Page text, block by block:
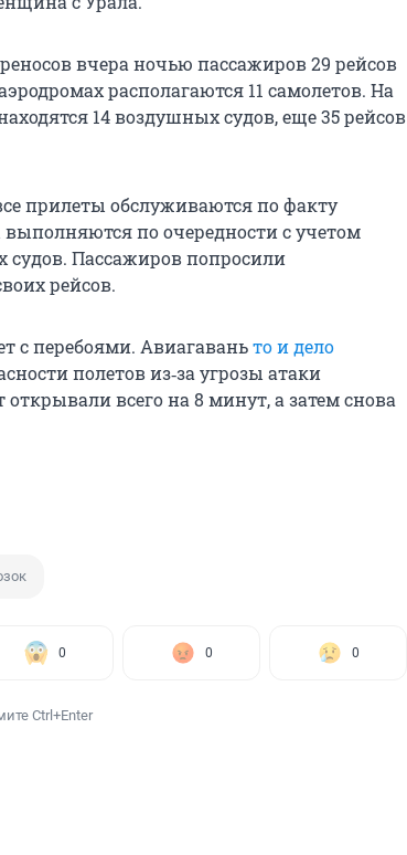
вчера ночью пассажиров 29 рейсов
располагаются 11 самолетов. На
14 воздушных судов, еще 35 рейсов
прилеты обслуживаются по факту
по очередности с учетом
Пассажиров попросили
рейсов.
с перебоями. Авиагаваньто и дело
полетов из‑за угрозы атаки
всего на 8 минут, а затем снова
0 0 0
Ctrl+Enter